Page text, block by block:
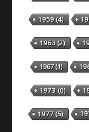
1959(4)
1963(2)
1967(1)
1973(6)
1977(5)